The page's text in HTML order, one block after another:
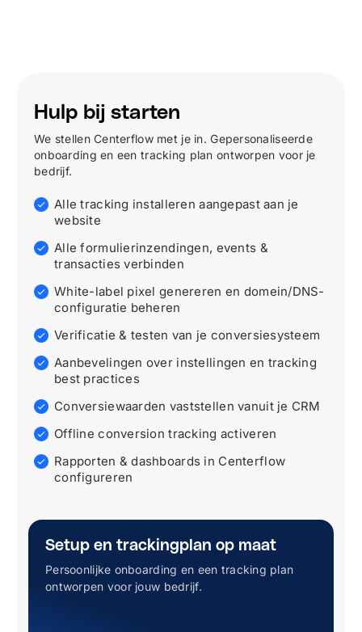
Setup en trackingplan op maat
Persoonlijke onboarding en een tracking plan
ontworpen voor jouw bedrijf.
Hulp bij starten
We stellen Centerflow met je in. Gepersonaliseerde
onboarding en een tracking plan ontworpen voor je
bedrijf.
Alle tracking installeren aangepast aan je
website
Alle formulierinzendingen, events &
transacties verbinden
White-label pixel genereren en domein/DNS-
configuratie beheren
Verificatie& testen van je conversiesysteem
Aanbevelingen over instellingen en tracking
best practices
Conversiewaarden vaststellen vanuit je CRM
Offline conversion tracking activeren
Rapporten & dashboards in Centerflow
configureren